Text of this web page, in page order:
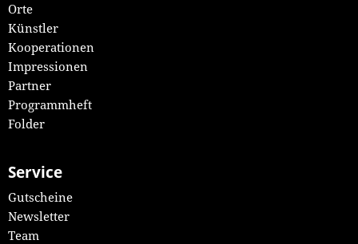
Orte
Künstler
Kooperationen
Impressionen
Partner
Programmheft
Folder
Service
Gutscheine
Newsletter
Team